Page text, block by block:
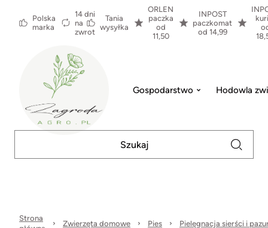
Polska
marka
14 dni
na
zwrot
Tania
wysyłka
ORLEN
paczka
od
11,50
INPOST
paczkomat
od 14,99
Gospodarstwo Hodowla
Strona
Zwierzęta domowe Pies Pielęgnacja sierści i